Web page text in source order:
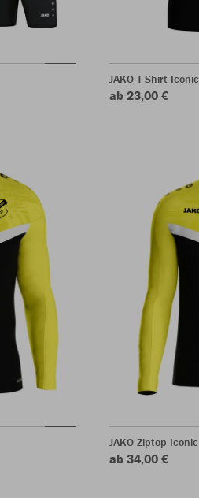
JAKO T-Shirt Iconic
ab 23,00 €
JAKO Ziptop Iconic
ab 34,00 €